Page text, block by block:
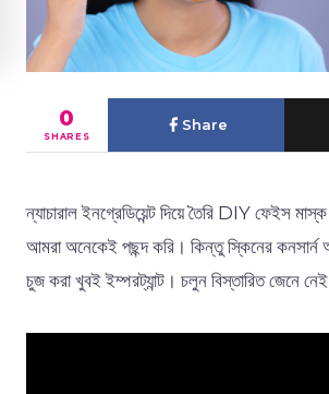
0
SHARES
Share
ন্যাচারাল ইনগ্রেডিয়েন্ট দিয়ে তৈরি DIY ফেইস
আমরা অনেকেই পছন্দ করি। কিন্তু স্কিনের কনসার্ন
চুজ করা খুবই ইম্পরট্যান্ট। চলুন বিস্তারিত জেনে